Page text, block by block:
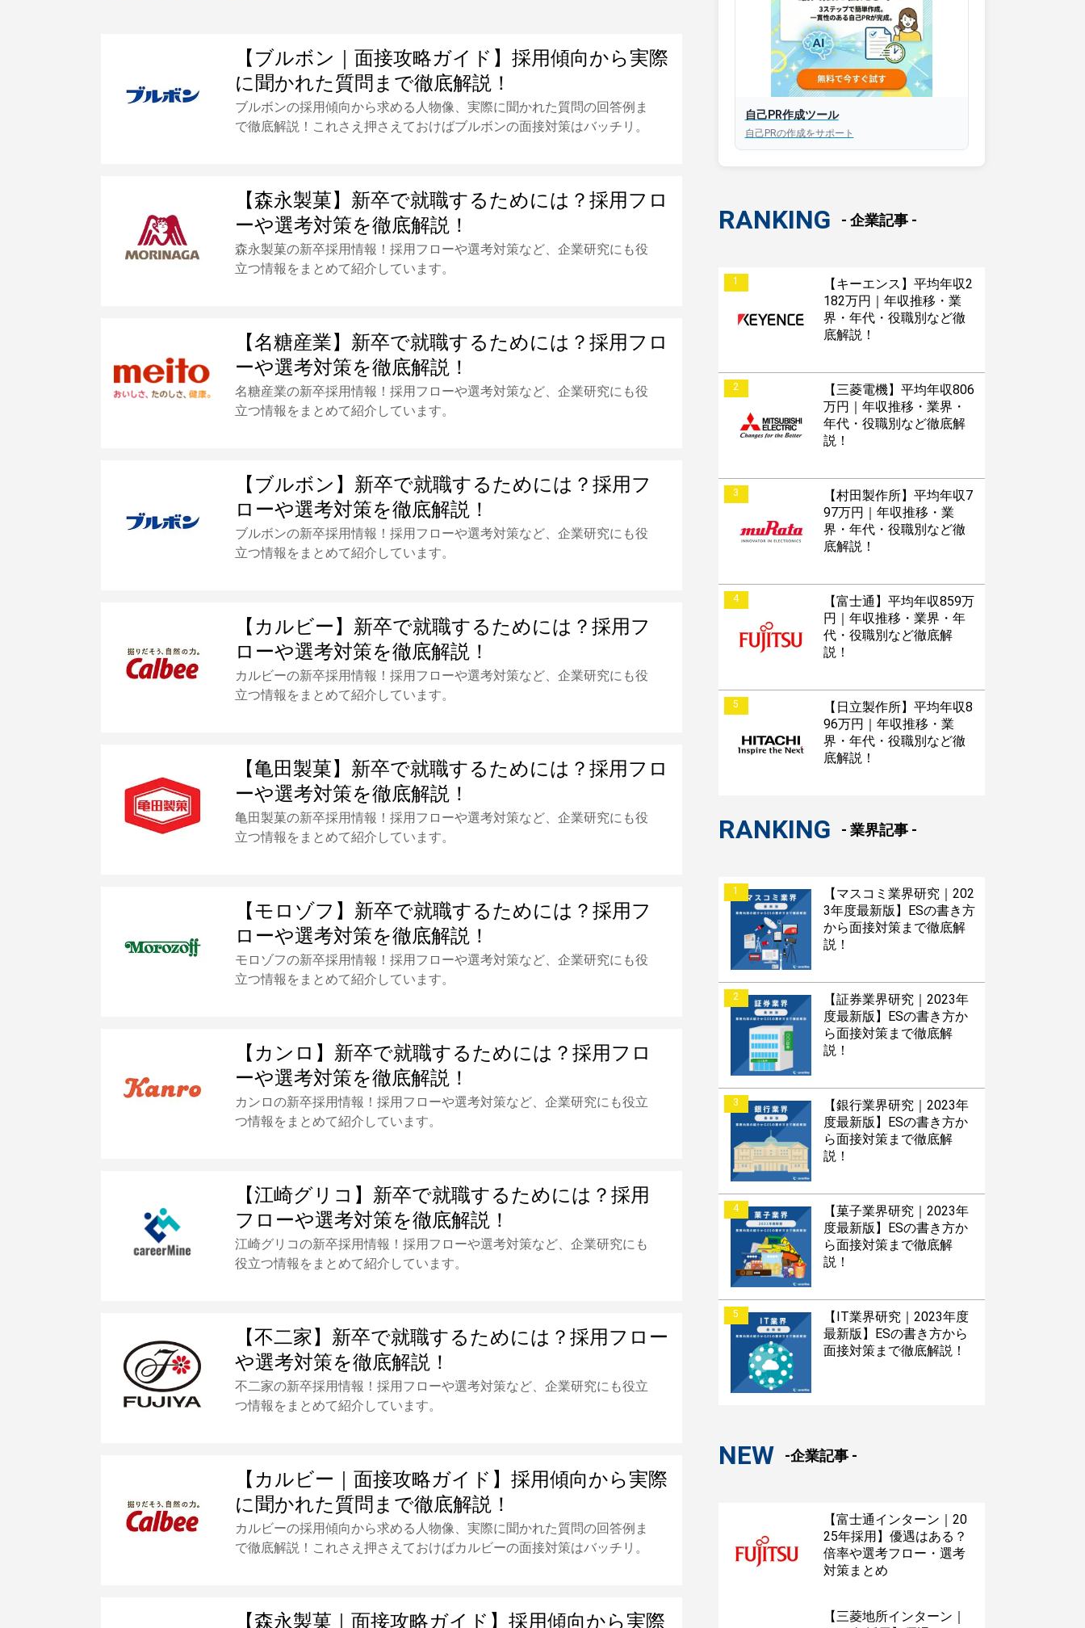
【ブルボン｜面接攻略ガイド】採用傾向から実際
に聞かれた質問まで徹底解説！
ブルボンの採用傾向から求める人物像、実際に聞かれた質問の回答例ま
で徹底解説！これさえ押さえておけばブルボンの面接対策はバッチリ。
【森永製菓】新卒で就職するためには？採用フロ
ーや選考対策を徹底解説！
森永製菓の新卒採用情報！採用フローや選考対策など、企業研究にも役
立つ情報をまとめて紹介しています。
【名糖産業】新卒で就職するためには？採用フロ
ーや選考対策を徹底解説！
名糖産業の新卒採用情報！採用フローや選考対策など、企業研究にも役
立つ情報をまとめて紹介しています。
【ブルボン】新卒で就職するためには？採用フ
ローや選考対策を徹底解説！
ブルボンの新卒採用情報！採用フローや選考対策など、企業研究にも役
立つ情報をまとめて紹介しています。
【カルビー】新卒で就職するためには？採用フ
ローや選考対策を徹底解説！
カルビーの新卒採用情報！採用フローや選考対策など、企業研究にも役
立つ情報をまとめて紹介しています。
【亀田製菓】新卒で就職するためには？採用フロ
ーや選考対策を徹底解説！
亀田製菓の新卒採用情報！採用フローや選考対策など、企業研究にも役
立つ情報をまとめて紹介しています。
【モロゾフ】新卒で就職するためには？採用フ
ローや選考対策を徹底解説！
モロゾフの新卒採用情報！採用フローや選考対策など、企業研究にも役
立つ情報をまとめて紹介しています。
【カンロ】新卒で就職するためには？採用フロ
ーや選考対策を徹底解説！
カンロの新卒採用情報！採用フローや選考対策など、企業研究にも役立
つ情報をまとめて紹介しています。
【江崎グリコ】新卒で就職するためには？採用
フローや選考対策を徹底解説！
江崎グリコの新卒採用情報！採用フローや選考対策など、企業研究にも
役立つ情報をまとめて紹介しています。
【不二家】新卒で就職するためには？採用フロー
や選考対策を徹底解説！
不二家の新卒採用情報！採用フローや選考対策など、企業研究にも役立
つ情報をまとめて紹介しています。
【カルビー｜面接攻略ガイド】採用傾向から実際
に聞かれた質問まで徹底解説！
カルビーの採用傾向から求める人物像、実際に聞かれた質問の回答例ま
で徹底解説！これさえ押さえておけばカルビーの面接対策はバッチリ。
【森永製菓｜面接攻略ガイド】採用傾向から実際
自己PR作成ツール
自己PRの作成をサポート
RANKING - 企業記事 -
1
【キーエンス】平均年収2
182万円｜年収推移・業
界・年代・役職別など徹
底解説！
2
【三菱電機】平均年収806
万円｜年収推移・業界・
年代・役職別など徹底解
説！
3
【村田製作所】平均年収7
97万円｜年収推移・業
界・年代・役職別など徹
底解説！
4
【富士通】平均年収859万
円｜年収推移・業界・年
代・役職別など徹底解
説！
5
【日立製作所】平均年収8
96万円｜年収推移・業
界・年代・役職別など徹
底解説！
RANKING - 業界記事 -
1
【マスコミ業界研究｜202
3年度最新版】ESの書き方
から面接対策まで徹底解
説！
2
【証券業界研究｜2023年
度最新版】ESの書き方か
ら面接対策まで徹底解
説！
3
【銀行業界研究｜2023年
度最新版】ESの書き方か
ら面接対策まで徹底解
説！
4
【菓子業界研究｜2023年
度最新版】ESの書き方か
ら面接対策まで徹底解
説！
5
【IT業界研究｜2023年度
最新版】ESの書き方から
面接対策まで徹底解説！
NEW -企業記事 -
【富士通インターン｜20
25年採用】優遇はある？
倍率や選考フロー・選考
対策まとめ
【三菱地所インターン｜